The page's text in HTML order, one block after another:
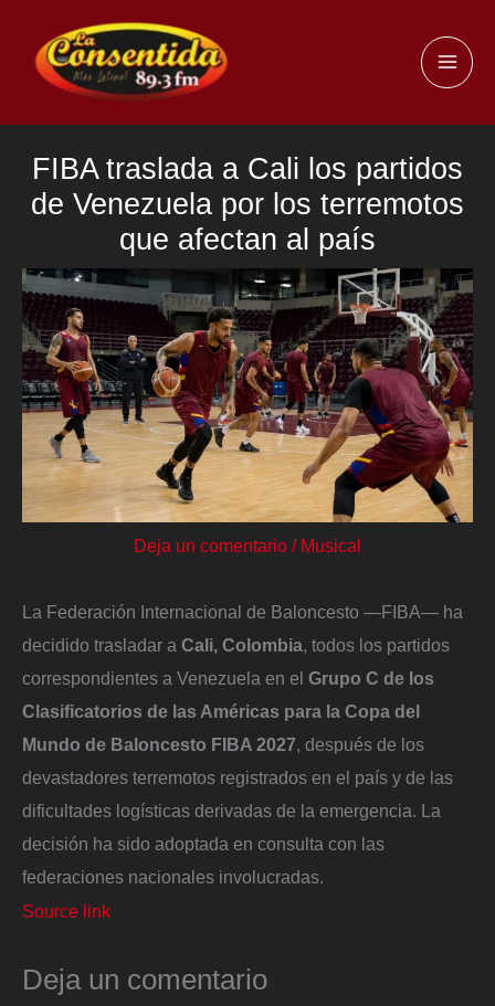
contenido
FIBA traslada a Cali los partidos
de Venezuela por los terremotos
que afectan al país
Deja un comentario / Musical
La Federación Internacional de Baloncesto —FIBA— ha
decidido trasladar a Cali, Colombia, todos los partidos
correspondientes a Venezuela en el Grupo C de los
Clasificatorios de las Américas para la Copa del
Mundo de Baloncesto FIBA 2027, después de los
devastadores terremotos registrados en el país y de las
dificultades logísticas derivadas de la emergencia. La
decisión ha sido adoptada en consulta con las
federaciones nacionales involucradas.
Source link
Deja un comentario